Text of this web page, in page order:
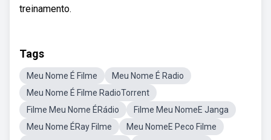
treinamento.
Tags
Meu Nome É Filme
Meu Nome É Radio
Meu Nome É Filme RadioTorrent
Filme Meu Nome ÉRádio
Filme Meu NomeE Janga
Meu Nome ÉRay Filme
Meu NomeE Peco Filme